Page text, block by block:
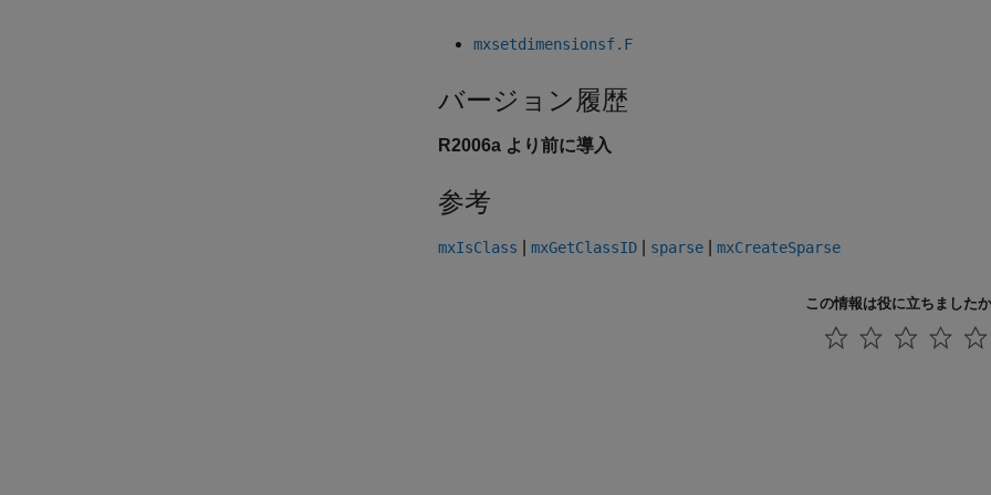
mxsetdimensionsf.F
バージョン履歴
R2006a より前に導入
参考
mxIsClass mxGetClassID sparse mxCreateSparse
この情報は役に立ちました